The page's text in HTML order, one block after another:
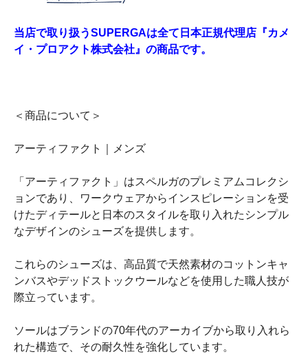
当店で取り扱うSUPERGAは全て日本正規代理店『カメ
イ・プロアクト株式会社』の商品です。
＜商品について＞
アーティファクト｜メンズ
「アーティファクト」はスペルガのプレミアムコレクシ
ョンであり、ワークウェアからインスピレーションを受
けたディテールと日本のスタイルを取り入れたシンプル
なデザインのシューズを提供します。
これらのシューズは、高品質で天然素材のコットンキャ
ンバスやデッドストックウールなどを使用した職人技が
際立っています。
ソールはブランドの70年代のアーカイブから取り入れら
れた構造で、その耐久性を強化しています。